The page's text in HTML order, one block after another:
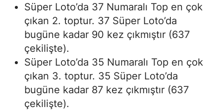
Süper Loto’da 37 Numaralı Top en çok
çıkan 2. toptur. 37 Süper Loto’da
bugüne kadar 90 kez çıkmıştır (637
çekilişte).
Süper Loto’da 35 Numaralı Top en çok
çıkan 3. toptur. 35 Süper Loto’da
bugüne kadar 87 kez çıkmıştır (637
çekilişte).